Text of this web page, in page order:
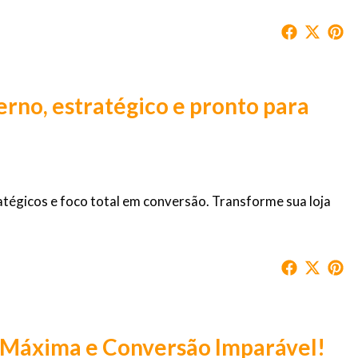
estratégico e pronto para
e foco total em conversão. Transforme sua loja
e Conversão Imparável!